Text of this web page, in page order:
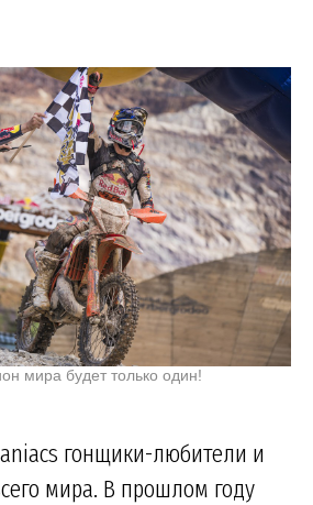
мира будет только один!
гонщики-любители и
мира. В прошлом году